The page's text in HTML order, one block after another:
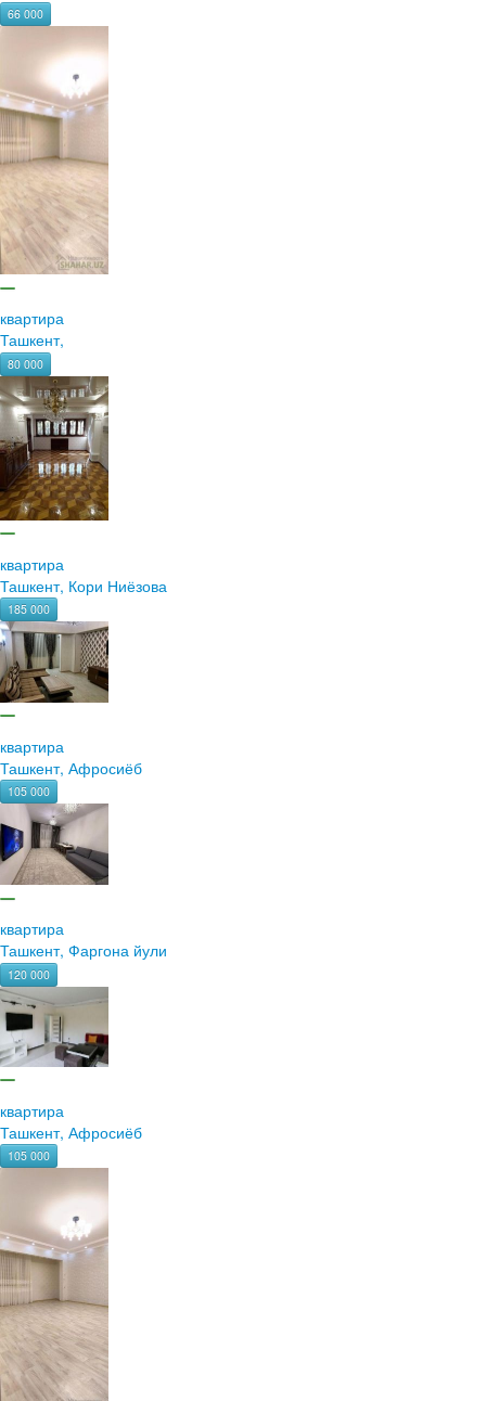
66 000
квартира
Ташкент,
80 000
квартира
Ташкент, Кори Ниёзова
185 000
квартира
Ташкент, Афросиёб
105 000
квартира
Ташкент, Фаргона йули
120 000
квартира
Ташкент, Афросиёб
105 000